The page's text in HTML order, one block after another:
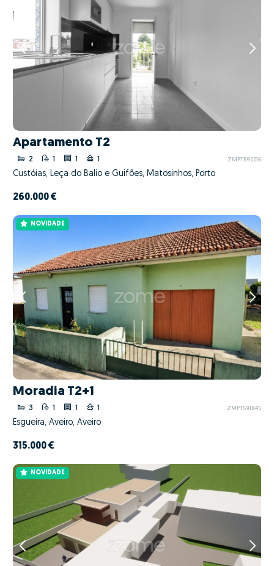
Apartamento T2
2 1 1 1 ZMPT590016
Custóias, Leça do Balio e Guifões, Matosinhos, Porto
260.000 €
NOVIDADE
Moradia T2+1
3 1 1 1 ZMPT591845
Esgueira, Aveiro, Aveiro
315.000 €
NOVIDADE